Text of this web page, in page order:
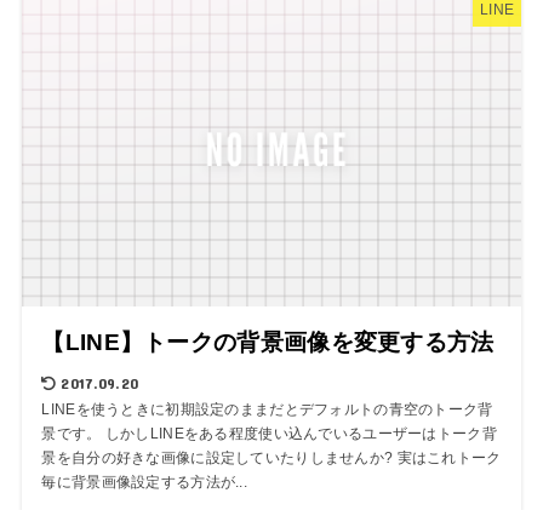
LINE
【LINE】トークの背景画像を変更する方法
2017.09.20
LINEを使うときに初期設定のままだとデフォルトの青空のトーク背
景です。 しかしLINEをある程度使い込んでいるユーザーはトーク背
景を自分の好きな画像に設定していたりしませんか? 実はこれトーク
毎に背景画像設定する方法が...